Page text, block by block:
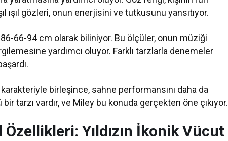
ışıl gözleri, onun enerjisini ve tutkusunu yansıtıyor.
66-94 cm olarak biliniyor. Bu ölçüler, onun müziği
yardımcı oluyor. Farklı tarzlarla denemeler
birleşince, sahne performansını daha da
tarzı vardır, ve Miley bu konuda gerçekten öne çıkıyor.
Yıldızın İkonik Vücut